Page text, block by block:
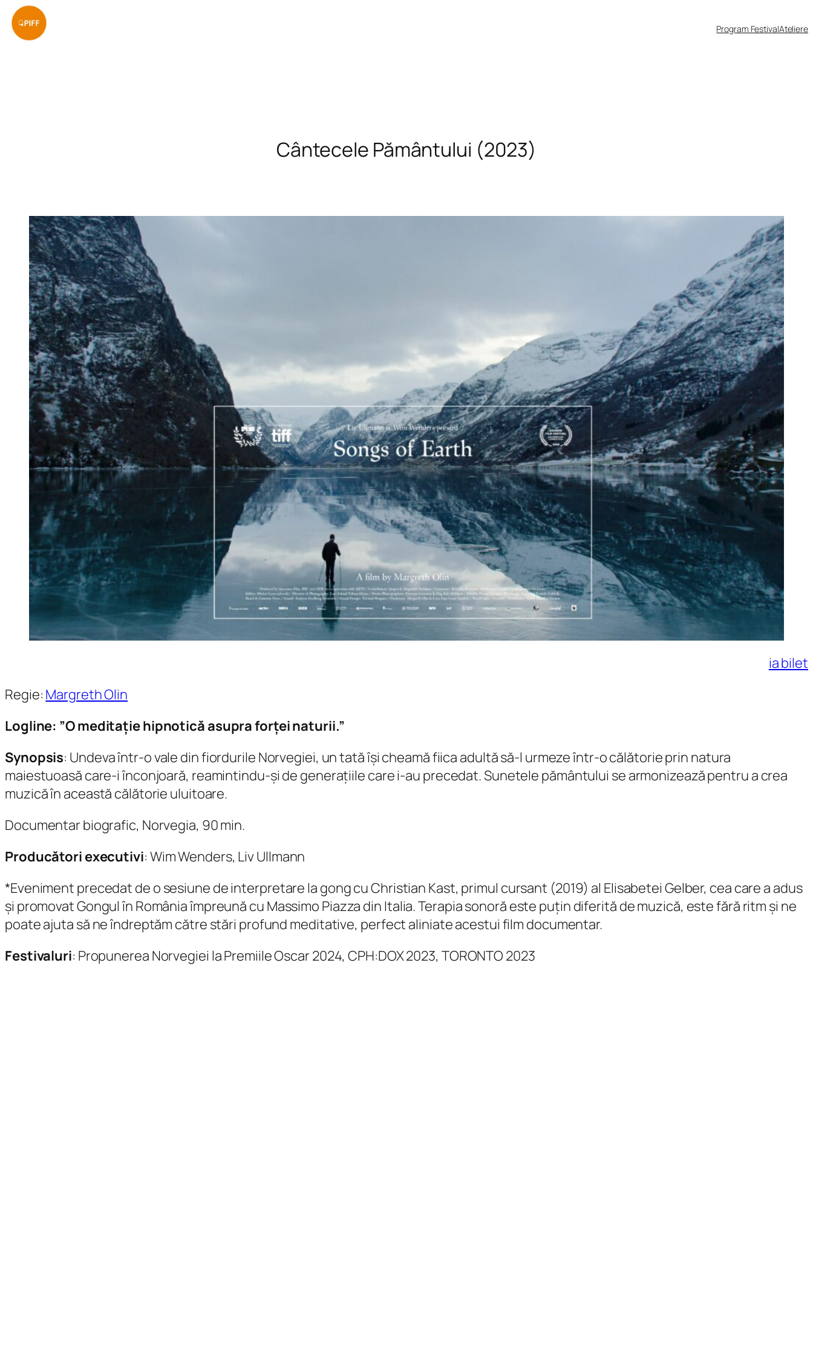
Sari
la
Program FestivalAteliere
Cântecele Pământului (2023)
ia bilet
Regie: Margreth Olin
Logline: ”O meditație hipnotică asupra forței naturii.”
Synopsis: Undeva într-o vale din fiordurile Norvegiei, un tată își cheamă fiica adultă să-l urmeze într-o călătorie prin natura
maiestuoasă care-i înconjoară, reamintindu-și de generațiile care i-au precedat. Sunetele pământului se armonizează pentru a crea
muzică în această călătorie uluitoare.
Documentar biografic, Norvegia, 90 min.
Producători executivi: Wim Wenders, Liv Ullmann
*Eveniment precedat de o sesiune de interpretare la gong cu Christian Kast, primul cursant (2019) al Elisabetei Gelber, cea care a adus
și promovat Gongul în România împreună cu Massimo Piazza din Italia. Terapia sonoră este puțin diferită de muzică, este fără ritm și ne
poate ajuta să ne îndreptăm către stări profund meditative, perfect aliniate acestui film documentar.
Festivaluri: Propunerea Norvegiei la Premiile Oscar 2024, CPH:DOX 2023, TORONTO 2023